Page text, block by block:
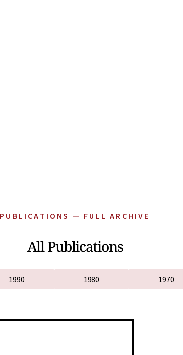
PUBLICATIONS — FULL ARCHIVE
All Publications
1990 1980 1970